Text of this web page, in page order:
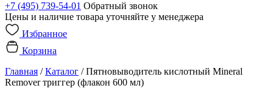
+7 (495) 739-54-01 Обратный звонок
Цены и наличие товара уточняйте у менеджера
Избранное
Корзина
Главная /Каталог /Пятновыводитель кислотный Mineral
Remover триггер (флакон 600 мл)